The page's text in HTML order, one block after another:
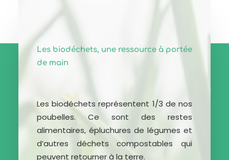
Les biodéchets, une ressource à portée
de main
Les biodéchets représentent 1/3 de nos
poubelles. Ce sont des restes
alimentaires, épluchures de légumes et
d’autres déchets compostables qui
peuvent retourner à la terre.